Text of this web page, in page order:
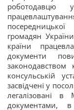
роботодавцю
громадян
країни
документи
законодавством
консульській
засвідчені у
легалізовані
документами,